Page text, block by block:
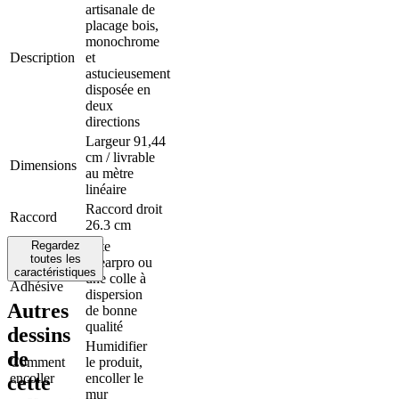
Description
artisanale de
placage bois,
monochrome
et
astucieusement
disposée en
deux
directions
Dimensions
Largeur 91,44
cm / livrable
au mètre
linéaire
Raccord
Raccord droit
26.3 cm
Adhésive
Arte
Clearpro ou
une colle à
dispersion
de bonne
qualité
Comment
encoller
Humidifier
le produit,
encoller le
mur
Regardez
toutes les
caractéristiques
Autres
dessins
de
cette